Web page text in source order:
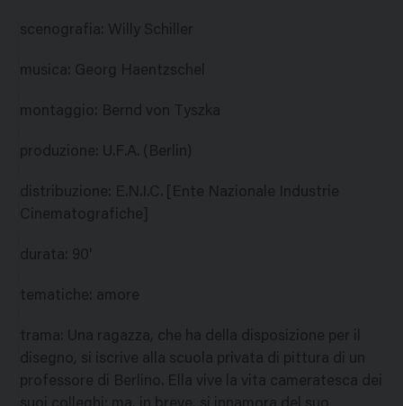
scenografia: Willy Schiller
musica: Georg Haentzschel
montaggio: Bernd von Tyszka
produzione: U.F.A. (Berlin)
distribuzione: E.N.I.C. [Ente Nazionale Industrie
Cinematografiche]
durata: 90'
tematiche: amore
trama: Una ragazza, che ha della disposizione per il
disegno, si iscrive alla scuola privata di pittura di un
professore di Berlino. Ella vive la vita cameratesca dei